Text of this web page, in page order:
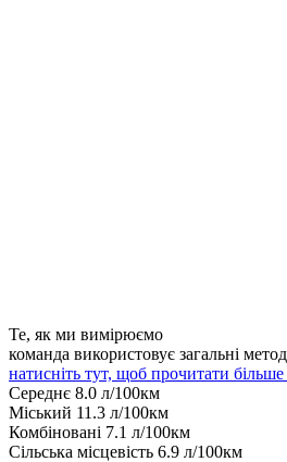
Те, як ми вимірюємо
команда використовує загальні
натисніть тут, щоб прочитати
Середнє 8.0 л/100км
Міський 11.3 л/100км
Комбіновані 7.1 л/100км
Сільська місцевість 6.9 л/100км